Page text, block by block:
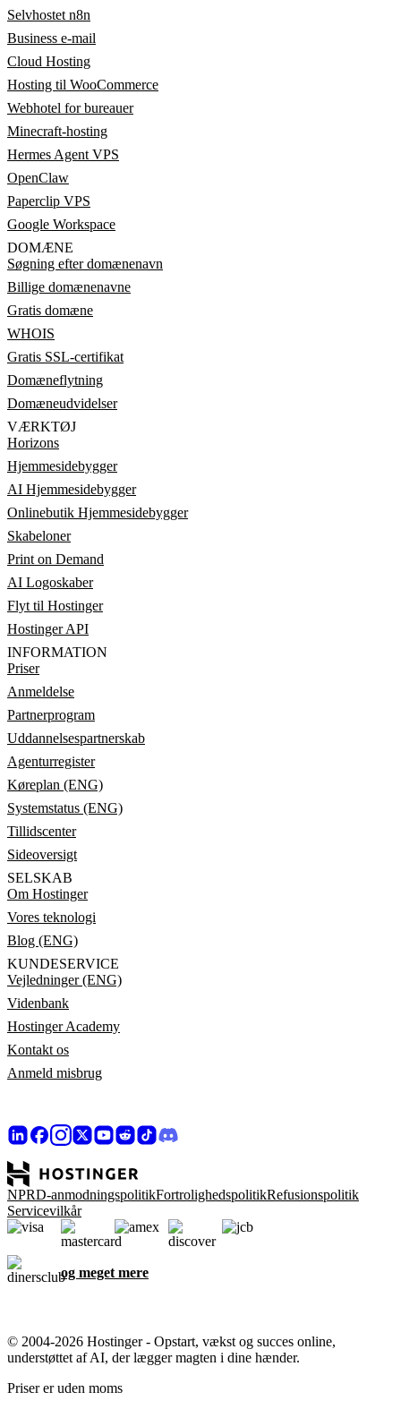
Selvhostet n8n
Business e-mail
Cloud Hosting
Hosting til WooCommerce
Webhotel for bureauer
Minecraft-hosting
Hermes Agent VPS
OpenClaw
Paperclip VPS
Google Workspace
DOMÆNE
Søgning efter domænenavn
Billige domænenavne
Gratis domæne
WHOIS
Gratis SSL-certifikat
Domæneflytning
Domæneudvidelser
VÆRKTØJ
Horizons
Hjemmesidebygger
AI Hjemmesidebygger
Onlinebutik Hjemmesidebygger
Skabeloner
Print on Demand
AI Logoskaber
Flyt til Hostinger
Hostinger API
INFORMATION
Priser
Anmeldelse
Partnerprogram
Uddannelsespartnerskab
Agenturregister
Køreplan (ENG)
Systemstatus (ENG)
Tillidscenter
Sideoversigt
SELSKAB
Om Hostinger
Vores teknologi
Blog (ENG)
KUNDESERVICE
Vejledninger (ENG)
Videnbank
Hostinger Academy
Kontakt os
Anmeld misbrug
NPRD-anmodningspolitikFortrolighedspolitikRefusionspolitik
Servicevilkår
og meget mere
© 2004-2026 Hostinger - Opstart, vækst og succes online,
understøttet af AI, der lægger magten i dine hænder.
Priser er uden moms